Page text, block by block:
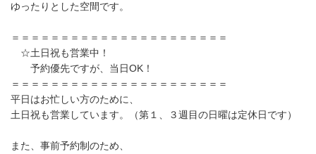
ゆったりとした空間です。
＝＝＝＝＝＝＝＝＝＝＝＝＝＝＝＝＝＝＝＝＝＝
☆土日祝も営業中！
予約優先ですが、当日OK！
＝＝＝＝＝＝＝＝＝＝＝＝＝＝＝＝＝＝＝＝＝＝
平日はお忙しい方のために、
土日祝も営業しています。（第１、３週目の日曜は定休日です）
また、事前予約制のため、